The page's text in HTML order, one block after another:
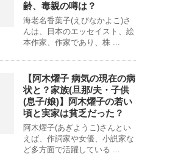
齢、毒親の噂は？
海老名香葉子(えびなかよこ)さ
んは、日本のエッセイスト、絵
本作家、作家であり、株 ...
【阿木燿子 病気の現在の病
状と？家族(旦那/夫・子供
(息子/娘)】阿木燿子の若い
頃と実家は貧乏だった？
阿木燿子(あぎようこ)さんとい
えば、作詞家や女優、小説家な
ど多方面で活躍している ...